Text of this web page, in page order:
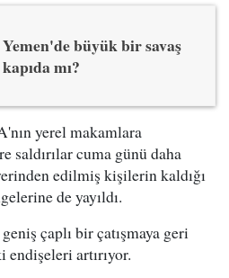
Yemen'de büyük bir savaş
kapıda mı?
yerel makamlara
saldırılar cuma günü daha
edilmiş kişilerin kaldığı
de yayıldı.
çaplı bir çatışmaya geri
artırıyor.